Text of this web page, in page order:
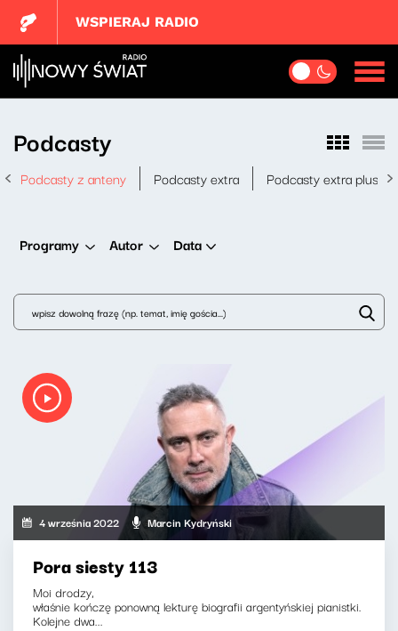
WSPIERAJ RADIO
Podcasty
Podcasty z anteny Podcasty extra Podcasty extra plus
Programy Autor Data
4 września 2022 Marcin Kydryński
Pora siesty 113
Moi drodzy,
właśnie kończę ponowną lekturę biografii argentyńskiej pianistki.
Kolejne dwa...